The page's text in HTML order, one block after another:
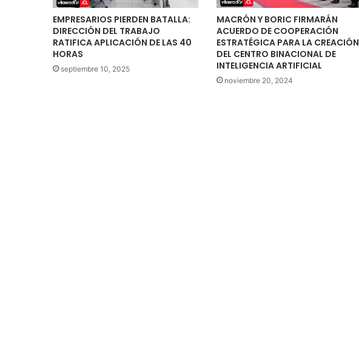
EMPRESARIOS PIERDEN BATALLA:
DIRECCIÓN DEL TRABAJO
RATIFICA APLICACIÓN DE LAS 40
HORAS
septiembre 10, 2025
MACRÓN Y BORIC FIRMARÁN
ACUERDO DE COOPERACIÓN
ESTRATÉGICA PARA LA CREACIÓN
DEL CENTRO BINACIONAL DE
INTELIGENCIA ARTIFICIAL
noviembre 20, 2024